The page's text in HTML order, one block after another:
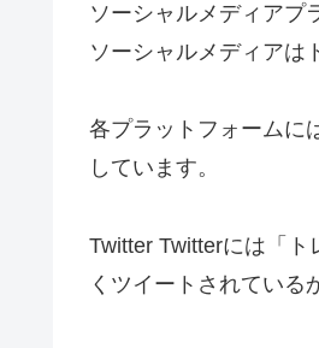
ソーシャルメディアプ
ソーシャルメディアは
各プラットフォームに
しています。
Twitter Twitterには「
くツイートされている